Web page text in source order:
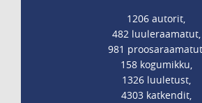
1206 autorit,
482 luuleraamatut,
981
158 kogumikku,
1326 luuletust,
4303 katkendit,